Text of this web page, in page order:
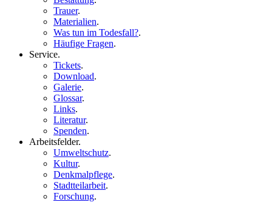
Trauer.
Materialien.
Was tun im Todesfall?.
Häufige Fragen.
Service.
Tickets.
Download.
Galerie.
Glossar.
Links.
Literatur.
Spenden.
Arbeitsfelder.
Umweltschutz.
Kultur.
Denkmalpflege.
Stadtteilarbeit.
Forschung.